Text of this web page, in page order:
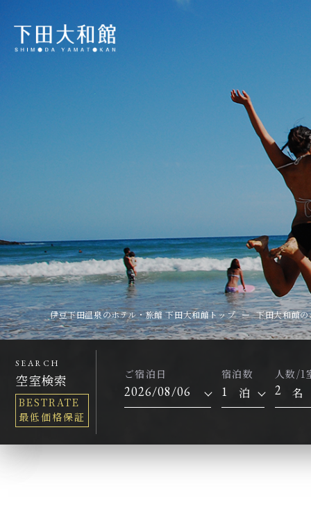
SEARCH
空室検索
BESTRATE
最低価格保証
ご宿泊日 宿泊数
泊
人数/1
2 名
伊豆下田温泉のホテル・旅館 下田大和館トップ 下田大和館